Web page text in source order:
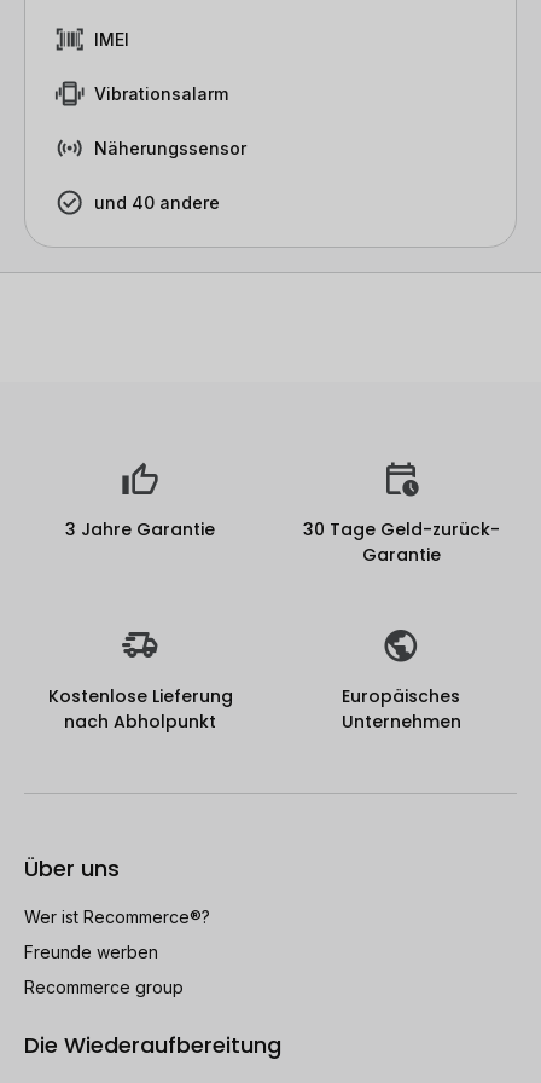
IMEI
Vibrationsalarm
Näherungssensor
und 40 andere
3 Jahre Garantie
30 Tage Geld-zurück-
Garantie
Kostenlose Lieferung
nach Abholpunkt
Europäisches
Unternehmen
Über uns
Wer ist Recommerce®?
Freunde werben
Recommerce group
Die Wiederaufbereitung